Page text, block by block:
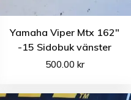
Yamaha Viper Mtx 162″
-15 Sidobuk vänster
500.00 kr